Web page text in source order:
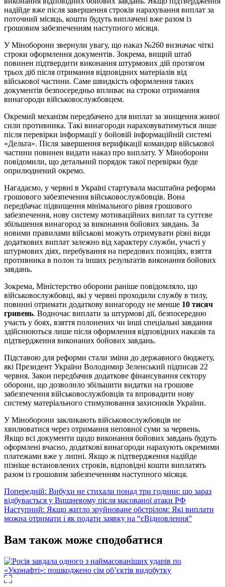
надійде вже після завершення строків нарахування виплат за
поточний місяць, кошти будуть виплачені вже разом із
грошовим забезпеченням наступного місяця.
У Міноборони звернули увагу, що наказ №260 визначає чіткі
строки оформлення документів. Зокрема, вищий штаб
повинен підтвердити виконання штурмових дій протягом
трьох діб після отримання відповідних матеріалів від
військової частини. Саме швидкість оформлення таких
документів безпосередньо впливає на строки отримання
винагороди військовослужбовцем.
Окремий механізм передбачено для виплат за знищення живої
сили противника. Такі винагороди нараховуватимуться лише
після перевірки інформації у бойовій інформаційній системі
«Дельта». Після завершення верифікації командир військової
частини повинен видати наказ про виплату. У Міноборони
повідомили, що детальний порядок такої перевірки буде
оприлюднений окремо.
Нагадаємо, у червні в Україні стартувала масштабна реформа
грошового забезпечення військовослужбовців. Вона
передбачає підвищення мінімального рівня грошового
забезпечення, нову систему мотиваційних виплат та суттєве
збільшення винагород за виконання бойових завдань. За
новими правилами військові можуть отримувати різні види
додаткових виплат залежно від характеру служби, участі у
штурмових діях, перебування на передових позиціях, взяття
противника в полон та інших результатів виконання бойових
завдань.
Зокрема, Міністерство оборони раніше повідомляло, що
військовослужбовці, які у червні проходили службу в тилу,
повинні отримати додаткову винагороду не менше 10 тисяч
гривень. Водночас виплати за штурмові дії, безпосередню
участь у боях, взяття полонених чи інші спеціальні завдання
здійснюються лише після оформлення відповідних наказів та
підтвердження виконаних бойових завдань.
Підставою для реформи стали зміни до державного бюджету,
які Президент України Володимир Зеленський підписав 22
червня. Закон передбачив додаткове фінансування сектору
оборони, що дозволило збільшити видатки на грошове
забезпечення військовослужбовців та впровадити нову
систему матеріального стимулювання захисників України.
У Міноборони закликають військовослужбовців не
хвилюватися через отримання неповної суми за червень.
Якщо всі документи щодо виконання бойових завдань будуть
оформлені вчасно, додаткові винагороди нарахують окремими
платежами вже у липні. Якщо ж підтвердження надійде
пізніше встановлених строків, відповідні кошти виплатять
разом із грошовим забезпеченням наступного місяця.
Навігація
записів
Попередній: Вибухи не стихали понад три години: що зараз
відбувається у Вишневому після масованої атаки РФ
Наступний: Якщо житло зруйноване обстрілом: Які виплати
можна отримати і як подати заявку на “єВідновлення”
Вам також може сподобатися